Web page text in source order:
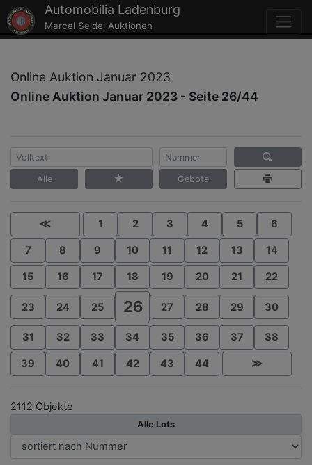
Automobilia Ladenburg
Marcel Seidel Auktionen
Online Auktion Januar 2023
Online Auktion Januar 2023 - Seite 26/44
Alle Gebote
≪ 1 2 3 4 5 6
7 8 9 10 11 12 13 14
15 16 17 18 19 20 21 22
23 24 25 26 27 28 29 30
31 32 33 34 35 36 37 38
39 40 41 42 43 44 ≫
2112 Objekte
Alle Lots